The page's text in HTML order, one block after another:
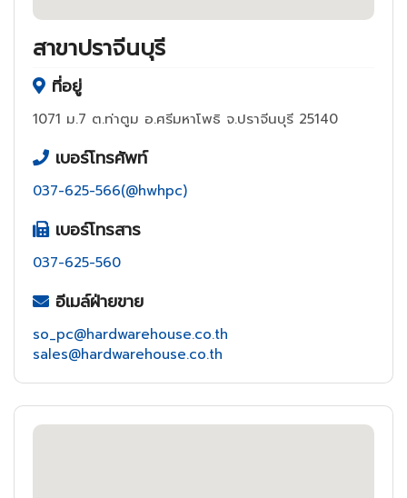
สาขาปราจีนบุรี
ที่อยู่
1071 ม.7 ต.ท่าตูม อ.ศรีมหาโพธิ จ.ปราจีนบุรี 25140
เบอร์โทรศัพท์
037-625-566(@hwhpc)
เบอร์โทรสาร
037-625-560
อีเมล์ฝ่ายขาย
so_pc@hardwarehouse.co.th
sales@hardwarehouse.co.th